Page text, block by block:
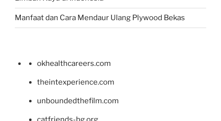
Manfaat dan Cara Mendaur Ulang Plywood Bekas
okhealthcareers.com
theintexperience.com
unboundedthefilm.com